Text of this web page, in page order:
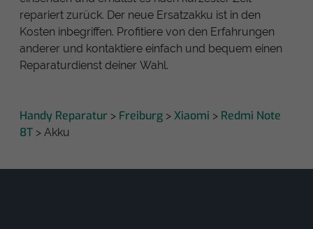
repariert zurück. Der neue Ersatzakku ist in den
Kosten inbegriffen. Profitiere von den Erfahrungen
anderer und kontaktiere einfach und bequem einen
Reparaturdienst deiner Wahl.
Handy Reparatur > Freiburg > Xiaomi > Redmi Note
8T > Akku